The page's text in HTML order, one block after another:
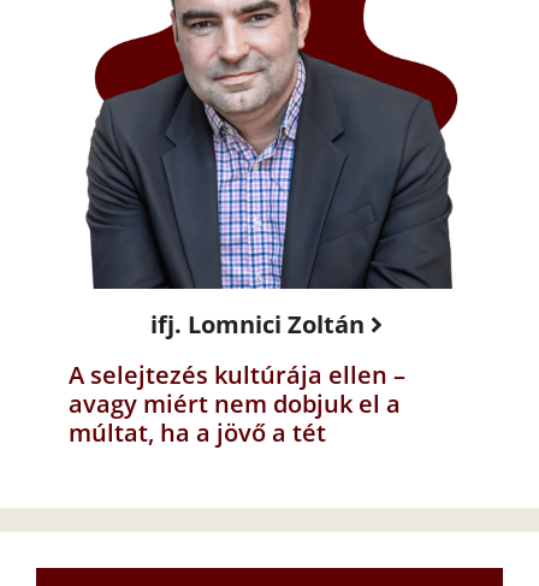
ifj. Lomnici Zoltán
A selejtezés kultúrája ellen –
avagy miért nem dobjuk el a
múltat, ha a jövő a tét